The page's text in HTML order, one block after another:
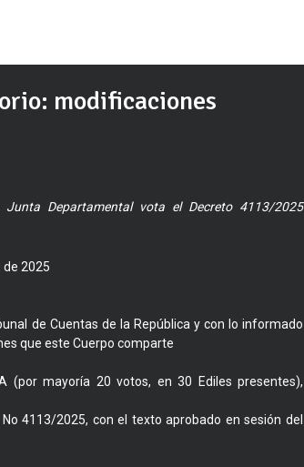
modificaciones
Departamental vota el Decreto 4113/2025
de 2025
de Cuentas de la República y con lo informado
que este Cuerpo comparte
(por mayoría 20 votos, en 30 Ediles presentes),
4113/2025, con el texto aprobado en sesión del